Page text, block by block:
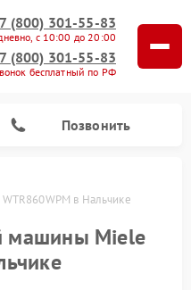
(800) 301-55-83
с 10:00 до 20:00
(800) 301-55-83
бесплатный по РФ
Позвонить
в Нальчике
машины Miele